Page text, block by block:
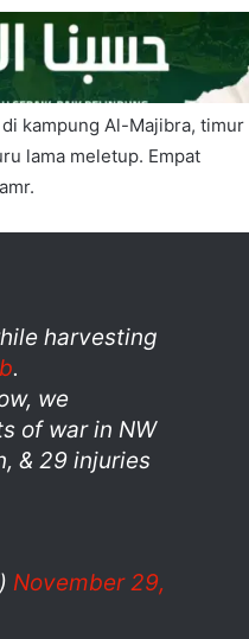
kampung Al-Majibra, timur
lama meletup. Empat
harvesting
.
we
of war in NW
& 29 injuries
November 29,